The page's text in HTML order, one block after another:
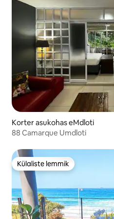
Korter asukohas eMdloti
88 Camarque Umdloti
Külaliste lemmik
Külaliste lemmik